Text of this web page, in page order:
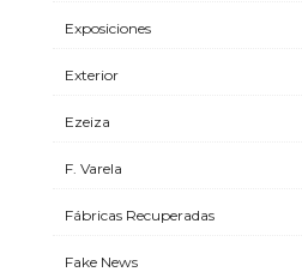
Exposiciones
Exterior
Ezeiza
F. Varela
Fábricas Recuperadas
Fake News